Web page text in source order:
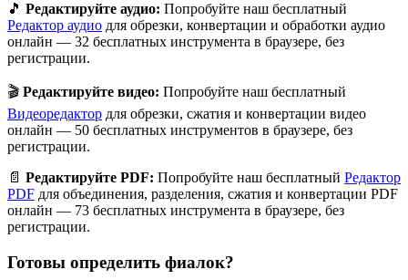
🎵 Редактируйте аудио: Попробуйте наш бесплатный
Редактор аудио для обрезки, конвертации и обработки аудио
онлайн — 32 бесплатных инструмента в браузере, без
регистрации.
🎬 Редактируйте видео: Попробуйте наш бесплатный
Видеоредактор для обрезки, сжатия и конвертации видео
онлайн — 50 бесплатных инструментов в браузере, без
регистрации.
📄 Редактируйте PDF: Попробуйте наш бесплатный Редактор
PDF для объединения, разделения, сжатия и конвертации PDF
онлайн — 73 бесплатных инструмента в браузере, без
регистрации.
Готовы определить фиалок?